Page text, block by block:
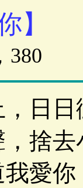
】
380
日
捨
愛